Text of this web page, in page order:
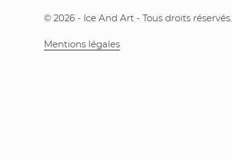
© 2026 - Ice And Art - Tous droits réservés.
Mentions légales